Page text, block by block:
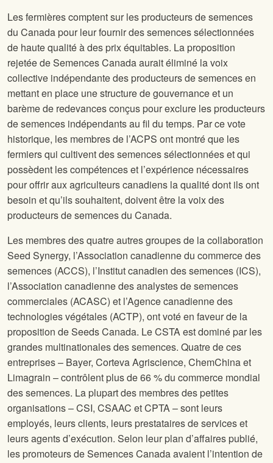
Les fermières comptent sur les producteurs de semences
du Canada pour leur fournir des semences sélectionnées
de haute qualité à des prix équitables. La proposition
rejetée de Semences Canada aurait éliminé la voix
collective indépendante des producteurs de semences en
mettant en place une structure de gouvernance et un
barème de redevances conçus pour exclure les producteurs
de semences indépendants au fil du temps. Par ce vote
historique, les membres de l’ACPS ont montré que les
fermiers qui cultivent des semences sélectionnées et qui
possèdent les compétences et l’expérience nécessaires
pour offrir aux agriculteurs canadiens la qualité dont ils ont
besoin et qu’ils souhaitent, doivent être la voix des
producteurs de semences du Canada.
Les membres des quatre autres groupes de la collaboration
Seed Synergy, l’Association canadienne du commerce des
semences (ACCS), l’Institut canadien des semences (ICS),
l’Association canadienne des analystes de semences
commerciales (ACASC) et l’Agence canadienne des
technologies végétales (ACTP), ont voté en faveur de la
proposition de Seeds Canada. Le CSTA est dominé par les
grandes multinationales des semences. Quatre de ces
entreprises – Bayer, Corteva Agriscience, ChemChina et
Limagrain – contrôlent plus de 66 % du commerce mondial
des semences. La plupart des membres des petites
organisations – CSI, CSAAC et CPTA – sont leurs
employés, leurs clients, leurs prestataires de services et
leurs agents d’exécution. Selon leur plan d’affaires publié,
les promoteurs de Semences Canada avaient l’intention de